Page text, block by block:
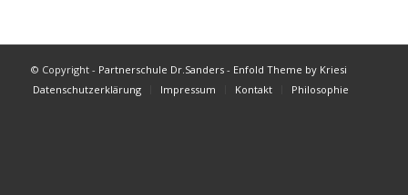
© Copyright - Partnerschule Dr.Sanders- Enfold Theme by Kriesi
Datenschutzerklärung
Impressum Kontakt Philosophie